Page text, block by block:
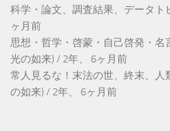
科学・論文、調査結果、データト
ヶ月前
思想・哲学・啓蒙・自己啓発・名
光の如来) / 2年、 6ヶ月前
常人見るな！末法の世、終末、人
の如来) / 2年、 6ヶ月前